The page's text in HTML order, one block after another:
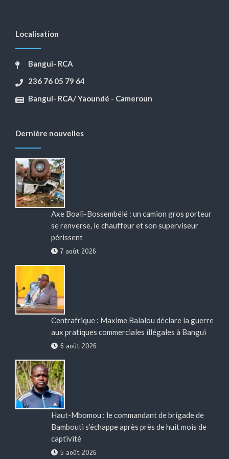
Localisation
Bangui- RCA
236 76 05 79 64
Bangui- RCA/ Yaoundé - Cameroun
Dernière nouvelles
Axe Boali-Bossembélé : un camion gros porteur
se renverse, le chauffeur et son superviseur
périssent
7 août 2026
Centrafrique : Maxime Balalou déclare la guerre
aux pratiques commerciales illégales à Bangui
6 août 2026
Haut-Mbomou : le commandant de brigade de
Bambouti s’échappe après près de huit mois de
captivité
5 août 2026